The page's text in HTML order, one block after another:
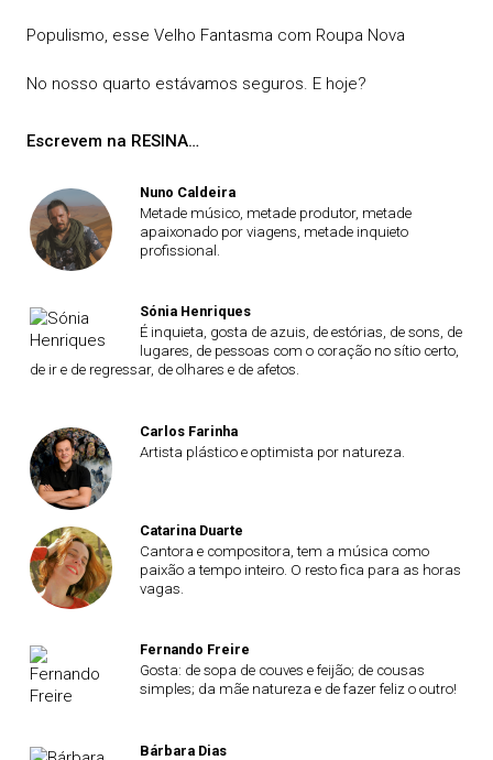
Populismo, esse Velho Fantasma com Roupa Nova
No nosso quarto estávamos seguros. E hoje?
Escrevem na RESINA…
Nuno Caldeira
Metade músico, metade produtor, metade
apaixonado por viagens, metade inquieto
profissional.
Sónia Henriques
É inquieta, gosta de azuis, de estórias, de sons, de
lugares, de pessoas com o coração no sítio certo,
de ir e de regressar, de olhares e de afetos.
Carlos Farinha
Artista plástico e optimista por natureza.
Catarina Duarte
Cantora e compositora, tem a música como
paixão a tempo inteiro. O resto fica para as horas
vagas.
Fernando Freire
Gosta: de sopa de couves e feijão; de cousas
simples; da mãe natureza e de fazer feliz o outro!
Bárbara Dias